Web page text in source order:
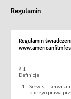
Regulamin
Regulamin
§ 1
Definicje
Serwis – serwis
którego prawa